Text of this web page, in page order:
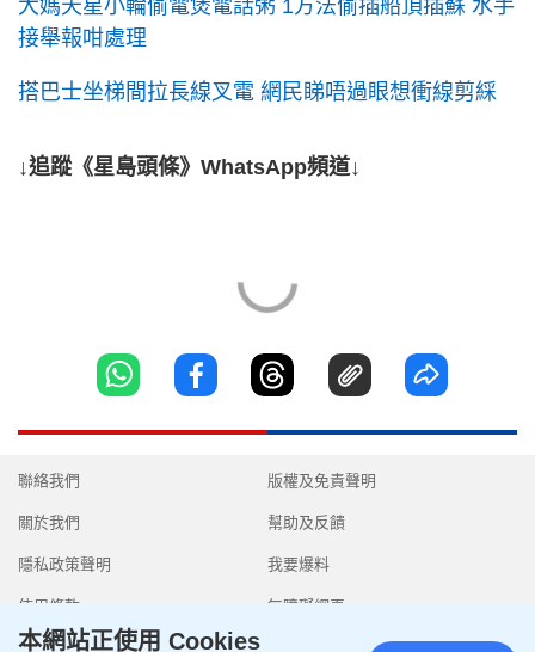
大媽天星小輪偷電煲電話粥 1方法偷插船頂插蘇 水手
接舉報咁處理
搭巴士坐梯間拉長線叉電 網民睇唔過眼想衝線剪綵
↓追蹤《星島頭條》WhatsApp頻道↓
聯絡我們
關於我們
隱私政策聲明
使用條款
版權及免責聲明
幫助及反饋
我要爆料
無障礙網頁
本網站正使用 Cookies